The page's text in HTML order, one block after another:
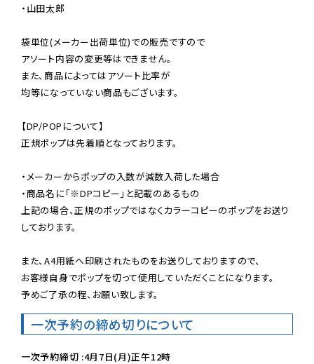
・山田太郎
袋単位(メーカー出荷単位)での販売ですので
アソート内容の変更等はできません。
また、商品によってはアソート比率が
均等になっていない商品もございます。
【DP/POPについて】
正規ポップは先着順となっております。
・メーカーからポップの入数が減数入荷した場合
・商品名に「※DPコピー」と記載のあるもの
上記の場合、正規のポップではなくカラーコピーのポップをお送り
しております。
また、A4用紙へ印刷されたものをお送りしておりますので、
お客様自身でポップを切って使用していただくことになります。
予めご了承の程、お願い致します。
一次予約の締め切りについて
一次予約締切 :4月7日(月)正午12時